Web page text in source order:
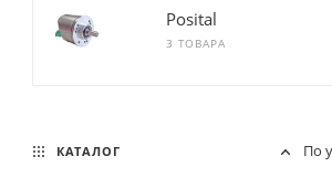
Posital
3 ТОВАРА
По
КАТАЛОГ